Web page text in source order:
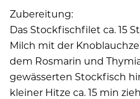
Zubereitung:
Das Stockfischfilet ca. 15
Milch mit der
dem Rosmarin und
gewässerten Stockfisch
kleiner Hitze ca. 15 min